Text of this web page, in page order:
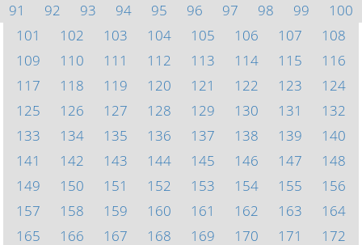
91
92 93 94 95 96 97 98 99
100
101
102 103 104 105 106 107
108
109
110 111 112 113 114 115
116
117
118 119 120 121 122 123
124
125
126 127 128 129 130 131
132
133
134 135 136 137 138 139
140
141
142 143 144 145 146 147
148
149
150 151 152 153 154 155
156
157
158 159 160 161 162 163
164
165
166 167 168 169 170 171
172